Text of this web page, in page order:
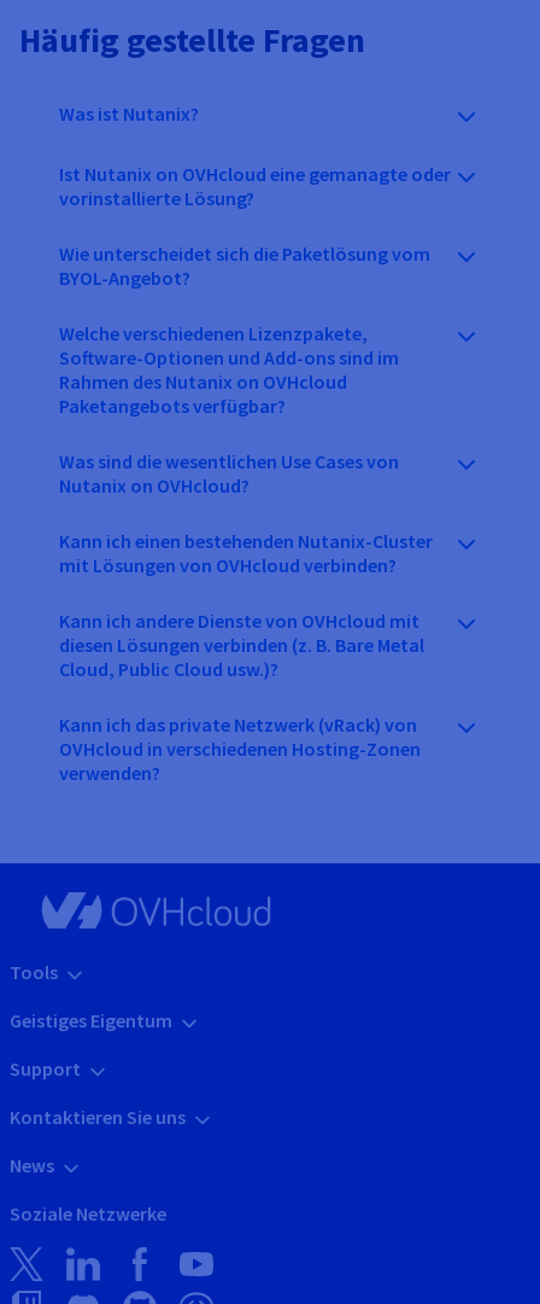
Häufig gestellte Fragen
Was ist Nutanix?
Ist Nutanix on OVHcloud eine gemanagte oder
vorinstallierte Lösung?
Wie unterscheidet sich die Paketlösung vom
BYOL-Angebot?
Welche verschiedenen Lizenzpakete,
Software-Optionen und Add-ons sind im
Rahmen des Nutanix on OVHcloud
Paketangebots verfügbar?
Was sind die wesentlichen Use Cases von
Nutanix on OVHcloud?
Kann ich einen bestehenden Nutanix-Cluster
mit Lösungen von OVHcloud verbinden?
Kann ich andere Dienste von OVHcloud mit
diesen Lösungen verbinden (z. B. Bare Metal
Cloud, Public Cloud usw.)?
Kann ich das private Netzwerk (vRack) von
OVHcloud in verschiedenen Hosting-Zonen
verwenden?
Tools
Geistiges Eigentum
Support
Kontaktieren Sie uns
News
Soziale Netzwerke